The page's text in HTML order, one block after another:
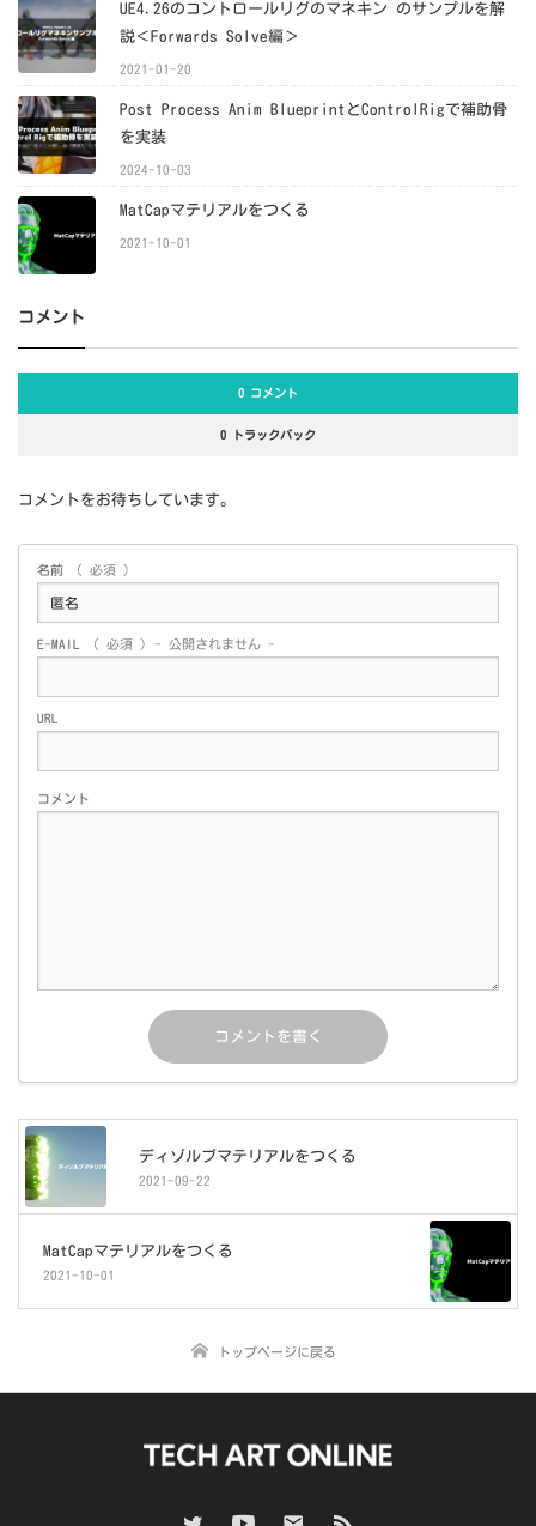
UE4.26のコントロールリグのマネキン のサンプルを解
説＜Forwards Solve編＞
2021-01-20
Post Process Anim BlueprintとControlRigで補助骨
を実装
2024-10-03
MatCapマテリアルをつくる
2021-10-01
コメント
0 コメント
0 トラックバック
コメントをお待ちしています。
名前 ( 必須 )
E-MAIL ( 必須 ) - 公開されません -
URL
コメント
ディゾルブマテリアルをつくる
2021-09-22
MatCapマテリアルをつくる
2021-10-01
トップページに戻る